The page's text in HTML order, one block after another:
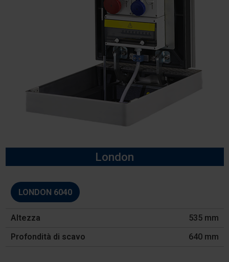
London
Modello
Altezza
Profondità
di
LONDON 6040
535 mm
640 mm